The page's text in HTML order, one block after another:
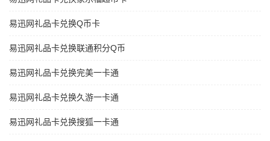
易迅网礼品卡兑换Q币卡
易迅网礼品卡兑换联通积分Q币
易迅网礼品卡兑换完美一卡通
易迅网礼品卡兑换久游一卡通
易迅网礼品卡兑换搜狐一卡通